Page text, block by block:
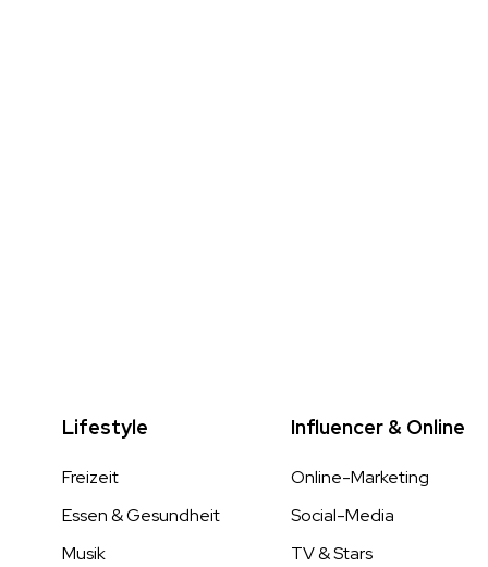
Lifestyle
Freizeit
Essen & Gesundheit
Musik
Influencer & Online
Online-Marketing
Social-Media
TV & Stars